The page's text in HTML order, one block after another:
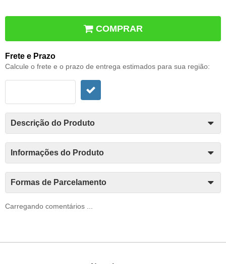
COMPRAR
Frete e Prazo
Calcule o frete e o prazo de entrega estimados para sua região:
Descrição do Produto
Informações do Produto
Formas de Parcelamento
Carregando comentários ...